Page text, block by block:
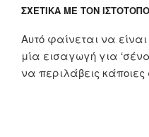
ΣΧΕΤΙΚΆ ΜΕ ΤΟΝ ΙΣΤΌΤΟΠΟ
Αυτό φαίνεται να
μία εισαγωγή για
να περιλάβεις κάποιες